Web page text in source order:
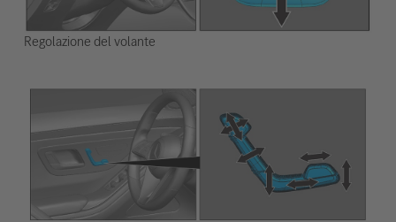
Regolazione del volante